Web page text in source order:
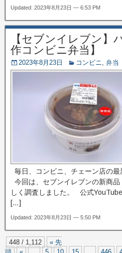
Updated: 2023年8月23日 — 6:53 PM
【セブンイレブン】
作コンビニ弁当】
2023年8月23日 コンビニ, 弁当
毎日、コンビニ、チェーン店の最
今回は、セブンイレブンの新商
しく調査しました。 公式
[…]
Updated: 2023年8月23日 — 5:50 PM
448 / 1,112
« 先